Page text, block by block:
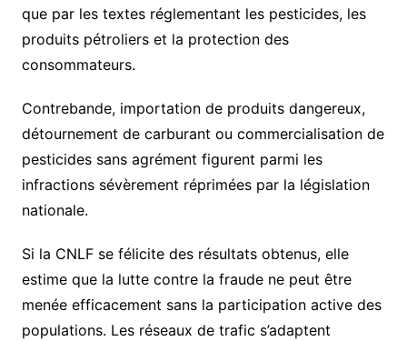
que par les textes réglementant les pesticides, les
produits pétroliers et la protection des
consommateurs.
Contrebande, importation de produits dangereux,
détournement de carburant ou commercialisation de
pesticides sans agrément figurent parmi les
infractions sévèrement réprimées par la législation
nationale.
Si la CNLF se félicite des résultats obtenus, elle
estime que la lutte contre la fraude ne peut être
menée efficacement sans la participation active des
populations. Les réseaux de trafic s’adaptent